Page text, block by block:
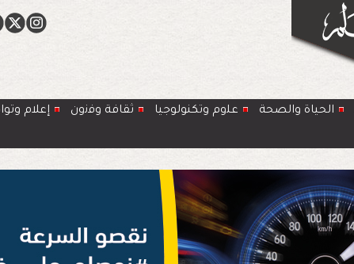
الحياة والصحة ﻋﻠوم وتكنولوجيا ﺛﻘﺎﻓﺔ وﻓﻧون
إعلام